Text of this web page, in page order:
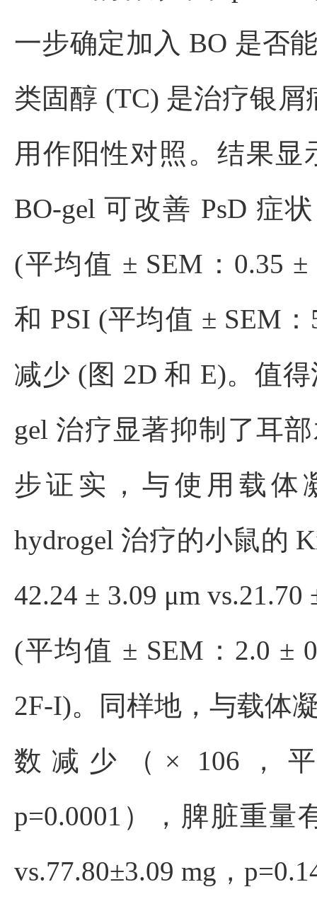
一步确定加入 BO 是否
类固醇 (TC) 是治疗银
用作阳性对照。结果
BO-gel 可改善 PsD 症
(平均值 ± SEM：0.35 ±
和 PSI (平均值 ± SEM：
减少 (图 2D 和 E)。值
gel 治疗显著抑制了耳
步证实，与使用载体
hydrogel 治疗的小鼠的
42.24 ± 3.09 μm
(平均值 ± SEM：2.0 ±
2F-I)。同样地，与载体
数减少（× 106，平
p=0.0001），脾脏重量
vs.77.80±3.09 mg，